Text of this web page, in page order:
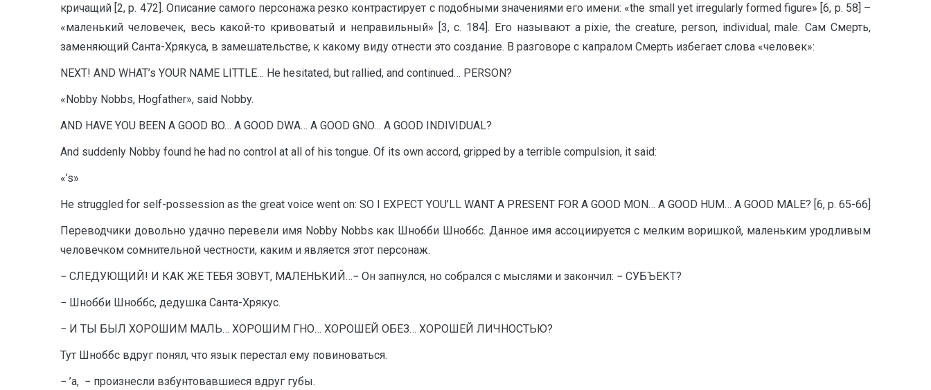
кричащий [2, p. 472]. Описание самого персонажа резко контрастирует с подобными значениями его имени: «the small yet irregularly formed figure» [6, p. 58] –
«маленький человечек, весь какой-то кривоватый и неправильный» [3, c. 184]. Его называют a pixie, the creature, person, individual, male. Сам Смерть,
заменяющий Санта-Хрякуса, в замешательстве, к какому виду отнести это создание. В разговоре с капралом Смерть избегает слова «человек»:
N EXT! AND WHAT’s YOUR NAME LITTLE… He hesitated, but rallied, and continued… PERSON?
«Nobby Nobbs, Hogfather», said Nobby.
AND HAVE YOU BEEN A GOOD BO… A GOOD DWA… A GOOD GNO… A GOOD INDIVIDUAL?
And suddenly Nobby found he had no control at all of his tongue. Of its own accord, gripped by a terrible compulsion, it said:
«’s»
He struggled for self-possession as the great voice went on: SO I EXPECT YOU’LL WANT A PRESENT FOR A GOOD MON… A GOOD HUM… A GOOD MALE? [6, p. 65-66]
Переводчики довольно удачно перевели имя Nobby Nobbs как Шнобби Шноббс. Данное имя ассоциируется с мелким воришкой, маленьким уродливым
человечком сомнительной честности, каким и является этот персонаж.
− СЛЕДУЮЩИЙ! И КАК ЖЕ ТЕБЯ ЗОВУТ, МАЛЕНЬКИЙ…− Он запнулся, но собрался с мыслями и закончил: − СУБЪЕКТ?
− Шнобби Шноббс, дедушка Санта-Хрякус.
− И ТЫ БЫЛ ХОРОШИМ МАЛЬ… ХОРОШИМ ГНО… ХОРОШЕЙ ОБЕЗ… ХОРОШЕЙ ЛИЧНОСТЬЮ?
Тут Шноббс вдруг понял, что язык перестал ему повиноваться.
− ’а, − произнесли взбунтовавшиеся вдруг губы.